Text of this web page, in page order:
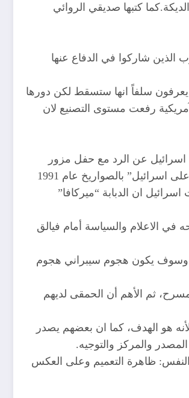
كتبها صديقي الروائي
الذين شاركوا في الدفاع عنها
يعرفون سلفاً انها ستسقط لكن دورها
رفعت مستوى التصنيع لان
اسرائيل عن الرد مع حفل مزور
لحفظ ماء الوجه عن فشل هجوم وانتصار،،وهذا ما اكدة الكاتب العراقي “حمزة الحسن” عن طريقة الخداع كما قالوا خلال هجوم “العراق على اسرائيل” بالصواريخ عام 1991
ربع قرن اعترفوا انه أحدث دماراً كبيراً، الأمر نفسه في حرب لبنان عام 2006 حيث ادعت اسرائيل ان الدبابة “ميركافا”
الاعلام والسياسة أمام فيالق
وسوف يكون هجوم سيبراني هجوم
ثم الأهم أن الحمقى لديهم
هو الهدف، كما ان بعضهم يصدر
والمركز والتوجيه.
ظاهرة التعميم وعلى العكس